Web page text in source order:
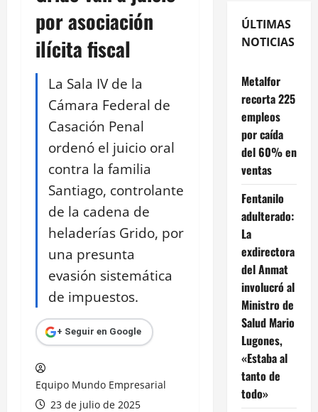
por asociación
ilícita fiscal
La Sala IV de la
Cámara Federal de
Casación Penal
ordenó el juicio oral
contra la familia
Santiago, controlante
de la cadena de
heladerías Grido, por
una presunta
evasión sistemática
de impuestos.
+ Seguir en Google
Equipo Mundo Empresarial
23 de julio de 2025
ÚLTIMAS
NOTICIAS
Metalfor
recorta 225
empleos
por caída
del 60% en
ventas
Fentanilo
adulterado:
La
exdirectora
del Anmat
involucró al
Ministro de
Salud Mario
Lugones,
«Estaba al
tanto de
todo»